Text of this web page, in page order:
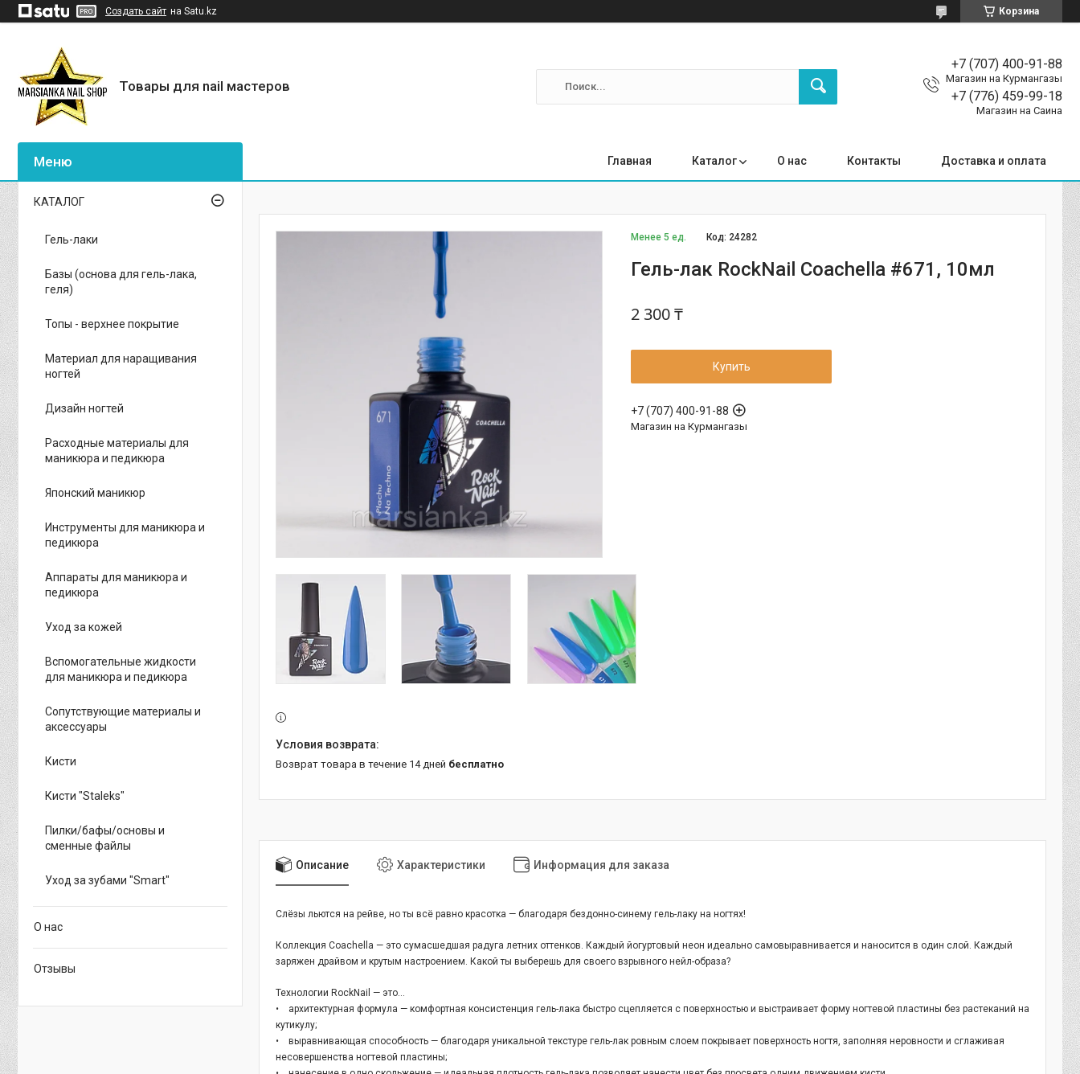
Создать сайт на Satu.kz Корзина
Товары для nail мастеров
+7 (707) 400-91-88
Магазин на Курмангазы
+7 (776) 459-99-18
Магазин на Саина
Главная Каталог О нас Контакты Доставка и оплата
Менее 5 ед. Код: 24282
Гель-лак RockNail Coachella #671, 10мл
2 300 ₸
Купить
+7 (707) 400-91-88
Магазин на Курмангазы
возврат товара в течение 14 дней бесплатно
Описание Характеристики Информация для заказа
Слёзы льются на рейве, но ты всё равно красотка — благодаря бездонно-синему гель-лаку на ногтях!
Коллекция Coachella — это сумасшедшая радуга летних оттенков. Каждый йогуртовый неон идеально самовыравнивается и наносится в один слой. Каждый
заряжен драйвом и крутым настроением. Какой ты выберешь для своего взрывного нейл-образа?
Технологии RockNail — это...
• архитектурная формула — комфортная консистенция гель-лака быстро сцепляется с поверхностью и выстраивает форму ногтевой пластины без растеканий на
кутикулу;
• выравнивающая способность — благодаря уникальной текстуре гель-лак ровным слоем покрывает поверхность ногтя, заполняя неровности и сглаживая
несовершенства ногтевой пластины;
КАТАЛОГ
Гель-лаки
Базы (основа для гель-лака,
геля)
Топы - верхнее покрытие
Материал для наращивания
ногтей
Дизайн ногтей
Расходные материалы для
маникюра и педикюра
Японский маникюр
Инструменты для маникюра и
педикюра
Аппараты для маникюра и
педикюра
Уход за кожей
Вспомогательные жидкости
для маникюра и педикюра
Сопутствующие материалы и
аксессуары
Кисти
Кисти "Staleks"
Пилки/бафы/основы и
сменные файлы
Уход за зубами "Smart"
О нас
Отзывы